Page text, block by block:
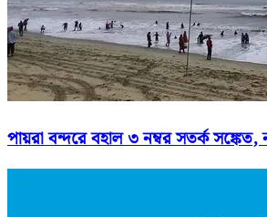
পায়রা বন্দরে বহাল ৩ নম্বর সতর্ক সঙ্কেত,